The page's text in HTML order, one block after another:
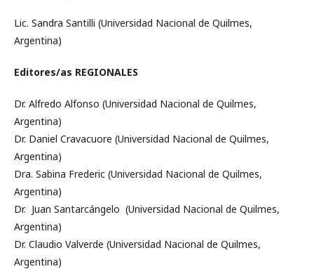
Lic. Sandra Santilli (Universidad Nacional de Quilmes,
Argentina)
Editores/as REGIONALES
Dr. Alfredo Alfonso (Universidad Nacional de Quilmes,
Argentina)
Dr. Daniel Cravacuore (Universidad Nacional de Quilmes,
Argentina)
Dra. Sabina Frederic (Universidad Nacional de Quilmes,
Argentina)
Dr. Juan Santarcángelo (Universidad Nacional de Quilmes,
Argentina)
Dr. Claudio Valverde (Universidad Nacional de Quilmes,
Argentina)